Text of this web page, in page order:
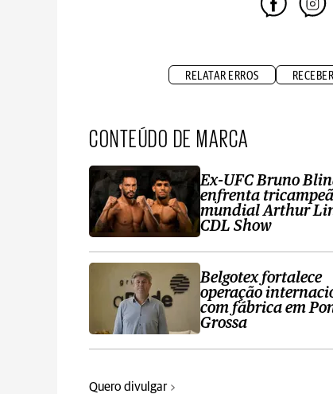
RELATAR ERROS
CONTEÚDO DE MARCA
Ex-UFC Bruno
enfrenta
mundial Arthur
CDL Show
Belgotex fortalece
operação
com fábrica em
Grossa
Quero divulgar